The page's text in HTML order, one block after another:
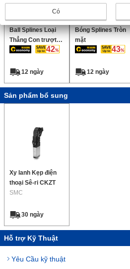
Ball Splines Loại
Thẳng Con trượt
Ren
42
12 ngày
Bóng Splines Tròn
mặt
43
12 ngày
Sản phẩm bổ sung
Xy lanh Kẹp điện
thoại Sê-ri CKZT
SMC
30 ngày
Hỗ trợ Kỹ Thuật
Yêu Cầu kỹ thuật
Có